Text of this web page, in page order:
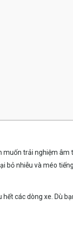
muốn trải nghiệm
bỏ nhiễu và méo
các dòng xe. Dù